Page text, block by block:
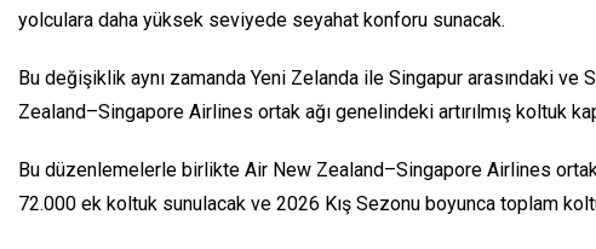
yolculara daha yüksek seviyede seyahat konforu sunacak.
Bu değişiklik aynı zamanda Yeni Zelanda ile Singapur arasındaki
Zealand–Singapore Airlines ortak ağı genelindeki artırılmış koltuk
Bu düzenlemelerle birlikte Air New Zealand–Singapore Airlines
72.000 ek koltuk sunulacak ve 2026 Kış Sezonu boyunca toplam